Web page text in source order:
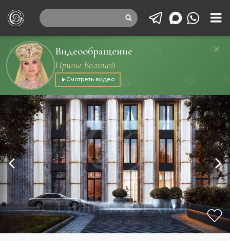
Видеообращение
Ирины Волиной
Смотреть видео